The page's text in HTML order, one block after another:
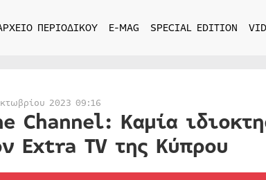
ΠΕΡΙΟΔΙΚΟΥ E-MAG SPECIAL EDITION
2023 09:16
Channel: Καμία
Extra TV της Κύπρου